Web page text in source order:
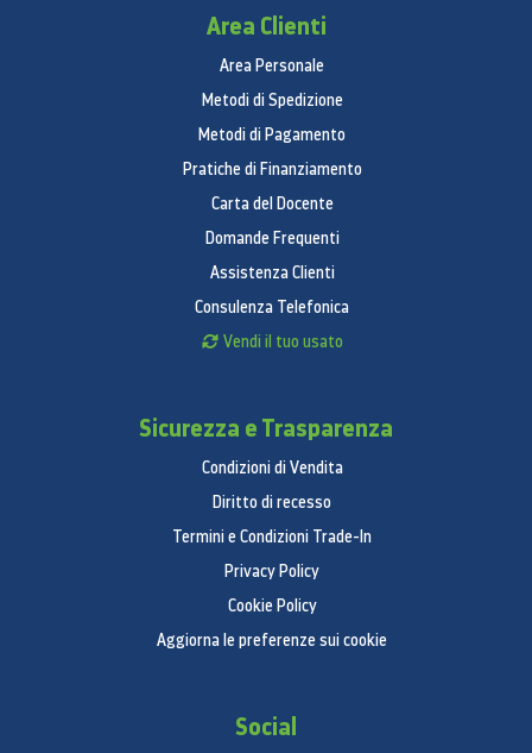
Area Clienti
Area Personale
Metodi di Spedizione
Metodi di Pagamento
Pratiche di Finanziamento
Carta del Docente
Domande Frequenti
Assistenza Clienti
Consulenza Telefonica
Vendi il tuo usato
Sicurezza e Trasparenza
Condizioni di Vendita
Diritto di recesso
Termini e Condizioni Trade-In
Privacy Policy
Cookie Policy
Aggiorna le preferenze sui cookie
Social